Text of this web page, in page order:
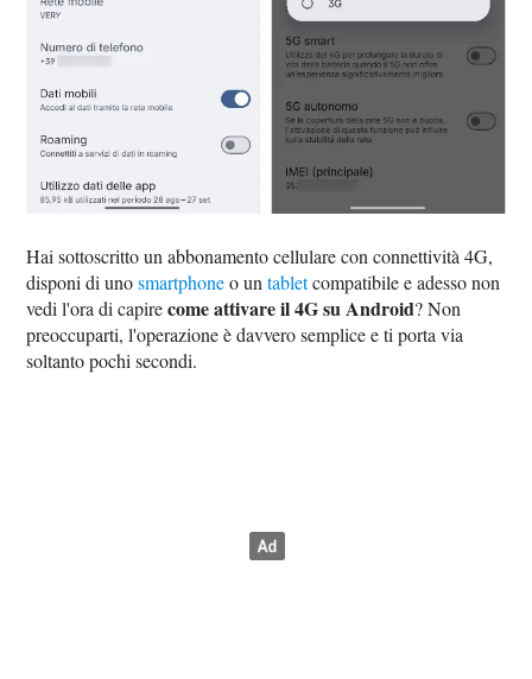
Hai sottoscritto un abbonamento cellulare con connettività 4G,
disponi di unosmartphoneo untabletcompatibile e adesso non
vedi l'ora di capirecome attivare il 4G su Android? Non
preoccuparti, l'operazione è davvero semplice e ti porta via
soltanto pochi secondi.